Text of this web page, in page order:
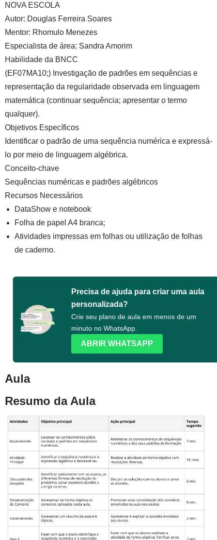
NOVA ESCOLA
Autor: Douglas Ferreira Soares
Mentor: Rhomulo Menezes
Especialista de área: Sandra Amorim
Habilidade da BNCC
(EF07MA10;) Investigação de padrões em sequências e
representação da regularidade observada em linguagem
matemática (continuar sequência; apresentar o termo
qualquer).
Objetivos Específicos
Identificar o padrão de uma sequência numérica e expressá-
lo por meio de linguagem algébrica.
Conceito-chave
Sequências numéricas e padrões algébricos
Recursos Necessários
DataShow e notebook
Folha de papel A4 branca;
Atividades impressas em folhas ou utilização de folhas
de caderno.
Precisa de ajuda para criar uma aula
personalizada?
Crie seu plano de aula em menos de um
minuto no WhatsApp.
ABRIR WHATSAPP
Aula
Resumo da Aula